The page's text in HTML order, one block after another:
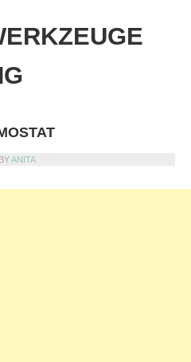
BYANITA